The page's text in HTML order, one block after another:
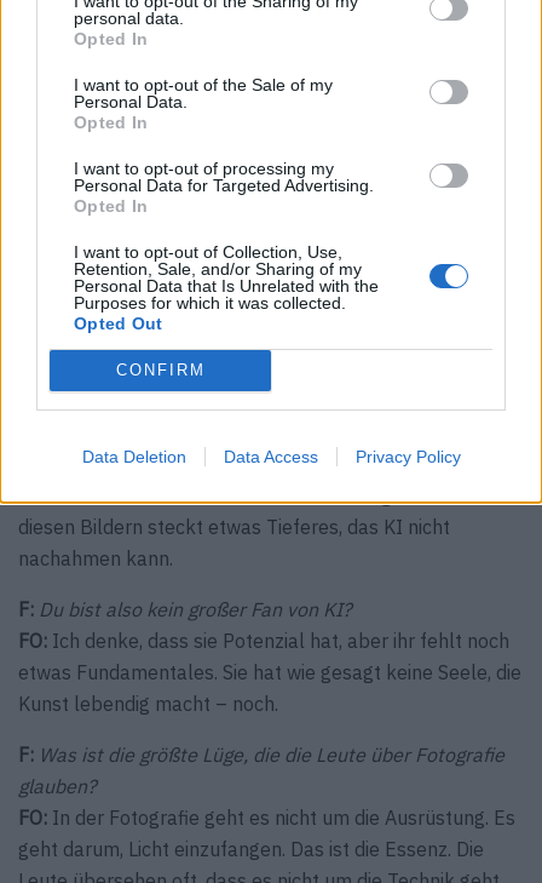
personal data.
Opted In
I want to opt-out of the Sale of my
Personal Data.
Opted In
I want to opt-out of processing my
Personal Data for Targeted Advertising.
Opted In
I want to opt-out of Collection, Use,
Retention, Sale, and/or Sharing of my
Personal Data that Is Unrelated with the
Purposes for which it was collected.
Opted Out
CONFIRM
Data Deletion Data Access Privacy Policy
Gegenteil der Fall: schaffen schwierige Zeiten mehr neue
Schwierige Zeiten wecken Ideen. Wie bei der
Rückkehr des Grunge in der Musik – die Menschen
suchen nach den fehlerhaften Kanten, der Rohheit, mit
der sie sich identifizieren können. Kunst entsteht aus dem
Da KI-generierte Bilder überall zu finden sind, glaubst
du, dass die Menschen auf handgemachte Bilder
verzichten werden oder sie gerade wegen der
„Künstlichkeit“ der KI noch mehr verlangen?
Menschen werden die Authentizität suchen, die Fehler, die
Seele, die mit der menschlichen Berührung kommt. In
diesen Bildern steckt etwas Tieferes, das KI nicht
nachahmen kann.
F: Du bist also kein großer Fan von KI?
FO: Ich denke, dass sie Potenzial hat, aber ihr fehlt noch
etwas Fundamentales. Sie hat wie gesagt keine Seele, die
Kunst lebendig macht – noch.
F: Was ist die größte Lüge, die die Leute über Fotografie
glauben?
FO: In der Fotografie geht es nicht um die Ausrüstung. Es
geht darum, Licht einzufangen. Das ist die Essenz. Die